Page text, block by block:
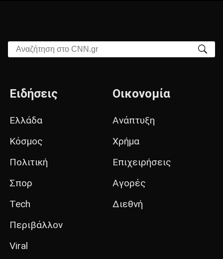
Αναζήτηση στο CNN.gr
Ειδήσεις
Ελλάδα
Κόσμος
Πολιτική
Σπορ
Tech
Περιβάλλον
Viral
Οικονομία
Ανάπτυξη
Χρήμα
Επιχειρήσεις
Αγορές
Διεθνή